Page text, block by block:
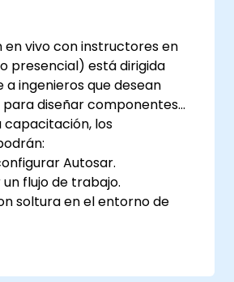
en vivo con instructores en
presencial) está dirigida
ingenieros que desean
para diseñar componentes
capacitación, los
Autosar.
flujo de trabajo.
soltura en el entorno de